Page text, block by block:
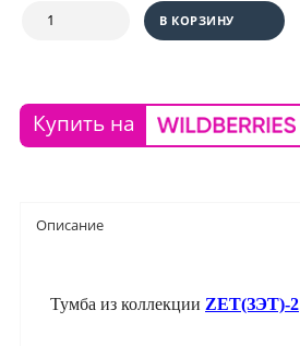
В КОРЗИНУ
Купить на
Описание
Тумба из коллекции ZET(ЗЭТ)-2